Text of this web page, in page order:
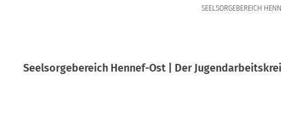
SEELSORGEBEREICH
Seelsorgebereich Hennef-Ost | Der